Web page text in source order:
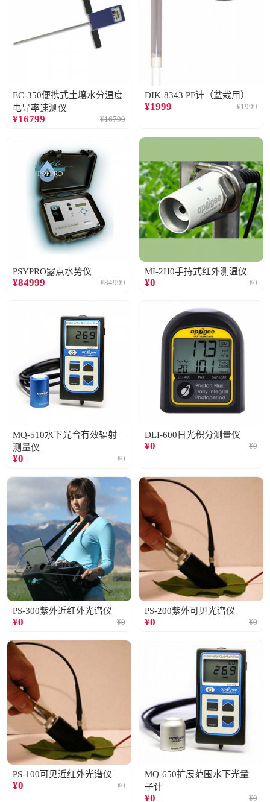
EC-350便携式土壤水分温度
电导率速测仪
¥16799 ¥16799
DIK-8343 PF计（盆栽用）
¥1999 ¥1999
PSYPRO露点水势仪
¥84999 ¥84999
MI-2H0手持式红外测温仪
¥0 ¥0
MQ-510水下光合有效辐射
测量仪
¥0 ¥0
DLI-600日光积分测量仪
¥0 ¥0
PS-300紫外近红外光谱仪
¥0 ¥0
PS-200紫外可见光谱仪
¥0 ¥0
PS-100可见近红外光谱仪
¥0 ¥0
MQ-650扩展范围水下光量
子计
¥0 ¥0